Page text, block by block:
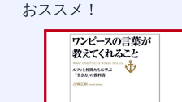
おススメ！